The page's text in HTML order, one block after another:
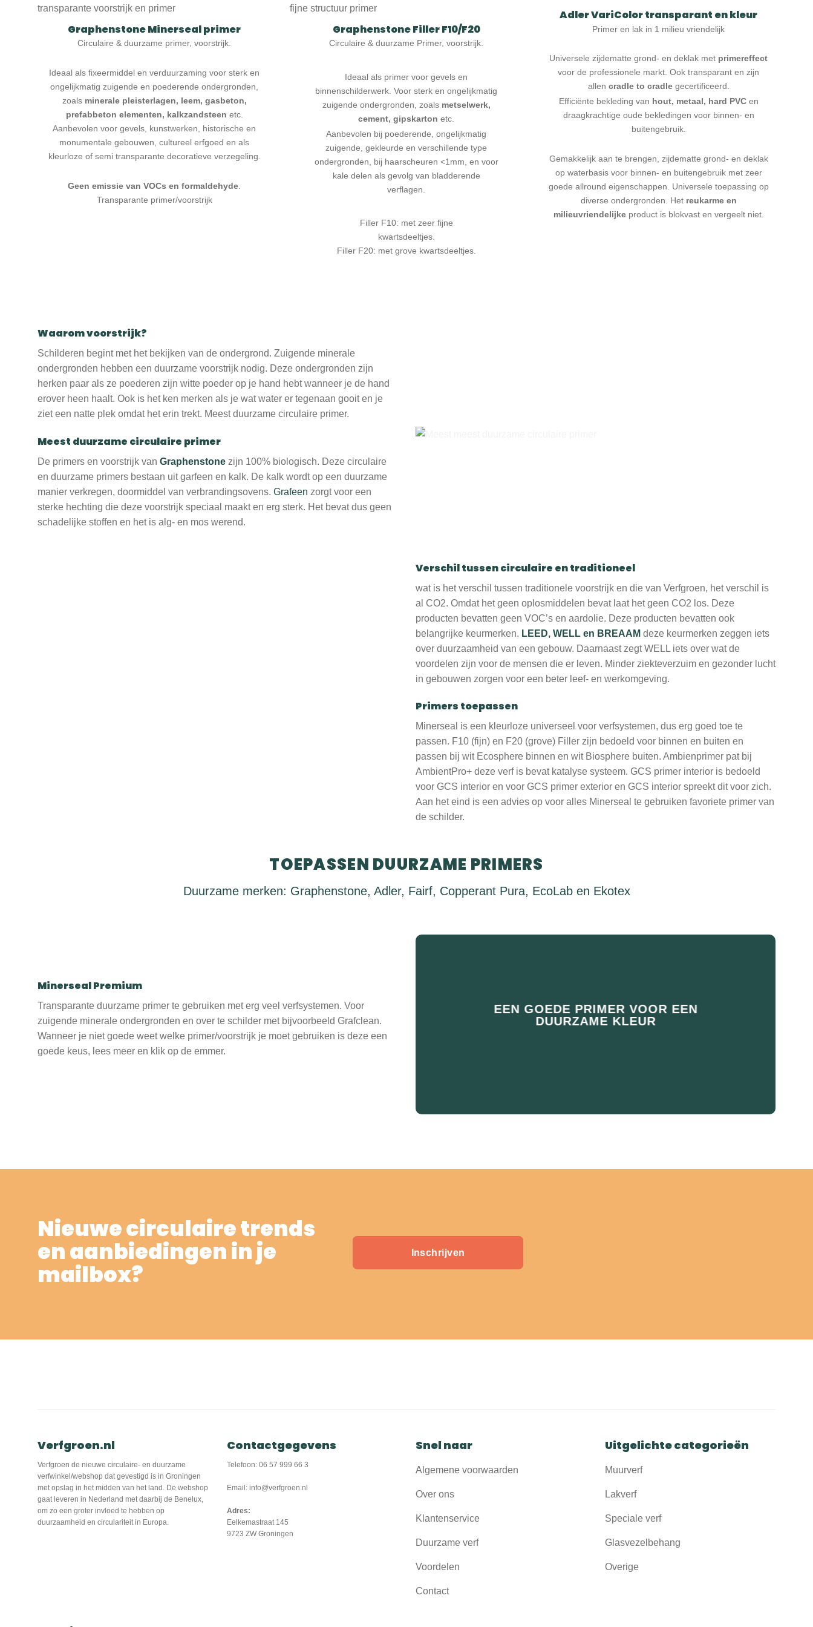
Graphenstone Minerseal primer
Circulaire & duurzame primer, voorstrijk.
Ideaal als fixeermiddel en verduurzaming voor sterk en
ongelijkmatig zuigende en poederende ondergronden,
zoalsminerale pleisterlagen, leem, gasbeton,
prefabbeton elementen, kalkzandsteen etc.
Aanbevolen voor gevels, kunstwerken, historische en
monumentale gebouwen, cultureel erfgoed en als
kleurloze of semi transparante decoratieve verzegeling.
Geen emissie van VOCs en formaldehyde
Transparante primer/voorstrijk
Graphenstone Filler F10/F20
Circulaire & duurzame Primer, voorstrijk.
Ideaal als primer voor gevels en
binnenschilderwerk. Voor sterk en ongelijkmatig
zuigende ondergronden, zoals metselwerk,
cement, gipskarton etc.
Aanbevolen bij poederende, ongelijkmatig
zuigende, gekleurde en verschillende type
ondergronden, bij haarscheuren <1mm, en voor
kale delen als gevolg van bladderende
verflagen.
Filler F10: met zeer fijne
kwartsdeeltjes.
Filler F20: met grove kwartsdeeltjes.
Adler VariColor transparant en kleur
Primer en lak in 1 milieu vriendelijk
Universele zijdematte grond- en deklak met primereffect
voor de professionele markt. Ook transparant en zijn
allen cradle to cradlegecertificeerd.
Efficiënte bekleding van hout, metaal, hard PVCen
draagkrachtige oude bekledingen voor binnen- en
buitengebruik.
Gemakkelijk aan te brengen, zijdematte grond- en deklak
op waterbasis voor binnen- en buitengebruik met zeer
goede allround eigenschappen. Universele toepassing op
diverse ondergronden. Het reukarme en
milieuvriendelijkeproduct is blokvast en vergeelt niet.
Waarom voorstrijk?
Schilderen begint met het bekijken van de ondergrond. Zuigende minerale
ondergronden hebben een duurzame voorstrijk nodig. Deze ondergronden zijn
herken paar als ze poederen zijn witte poeder op je hand hebt wanneer je de hand
erover heen haalt. Ook is het ken merken als je wat water er tegenaan gooit en je
ziet een natte plek omdat het erin trekt. Meest duurzame circulaire primer.
Meest duurzame circulaire primer
De primers en voorstrijk van Graphenstone zijn 100% biologisch. Deze circulaire
en duurzame primers bestaan uit garfeen en kalk. De kalk wordt op een duurzame
manier verkregen, doormiddel van verbrandingsovens. Grafeen zorgt voor een
sterke hechting die deze voorstrijk speciaal maakt en erg sterk. Het bevat dus geen
schadelijke stoffen en het is alg- en mos werend.
Verschil tussen circulaire en traditioneel
wat is het verschil tussen traditionele voorstrijk en die van Verfgroen, het verschil is
al CO2. Omdat het geen oplosmiddelen bevat laat het geen CO2 los. Deze
producten bevatten geen VOC’s en aardolie. Deze producten bevatten ook
belangrijke keurmerken. LEED, WELL en BREAAM deze keurmerken zeggen iets
over duurzaamheid van een gebouw. Daarnaast zegt WELL iets over wat de
voordelen zijn voor de mensen die er leven. Minder ziekteverzuim en gezonder lucht
in gebouwen zorgen voor een beter leef- en werkomgeving.
Primers toepassen
Minerseal is een kleurloze universeel voor verfsystemen, dus erg goed toe te
passen. F10 (fijn) en F20 (grove) Filler zijn bedoeld voor binnen en buiten en
passen bij wit Ecosphere binnen en wit Biosphere buiten. Ambienprimer pat bij
AmbientPro+ deze verf is bevat katalyse systeem. GCS primer interior is bedoeld
voor GCS interior en voor GCS primer exterior en GCS interior spreekt dit voor zich.
Aan het eind is een advies op voor alles Minerseal te gebruiken favoriete primer van
de schilder.
TOEPASSEN DUURZAME PRIMERS
Duurzame merken: Graphenstone, Adler, Fairf, Copperant Pura, EcoLab en Ekotex
Minerseal Premium
Transparante duurzame primer te gebruiken met erg veel verfsystemen. Voor
zuigende minerale ondergronden en over te schilder met bijvoorbeeld Grafclean.
Wanneer je niet goede weet welke primer/voorstrijk je moet gebruiken is deze een
goede keus, lees meer en klik op de emmer.
EEN GOEDE PRIMER VOOR EEN
DUURZAME KLEUR
Nieuwe circulaire trends
en aanbiedingen in je
mailbox?
Inschrijven
Verfgroen.nl
Verfgroen de nieuwe circulaire- en duurzame
verfwinkel/webshop dat gevestigd is in Groningen
met opslag in het midden van het land. De webshop
gaat leveren in Nederland met daarbij de Benelux,
om zo een groter invloed te hebben op
duurzaamheid en circulariteit in Europa.
Contactgegevens
Telefoon: 06 57 999 66 3
Email: info@verfgroen.nl
Adres:
Eelkemastraat 145
9723 ZW Groningen
Snel naar
Algemene voorwaarden
Over ons
Klantenservice
Duurzame verf
Voordelen
Contact
Uitgelichte categorieën
Muurverf
Lakverf
Speciale verf
Glasvezelbehang
Overige